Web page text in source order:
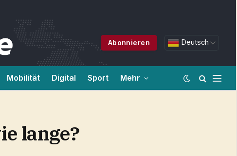
Abonnieren Deutsch
Mobilität Digital Sport Mehr
lange?